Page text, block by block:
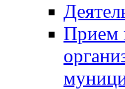
Прием